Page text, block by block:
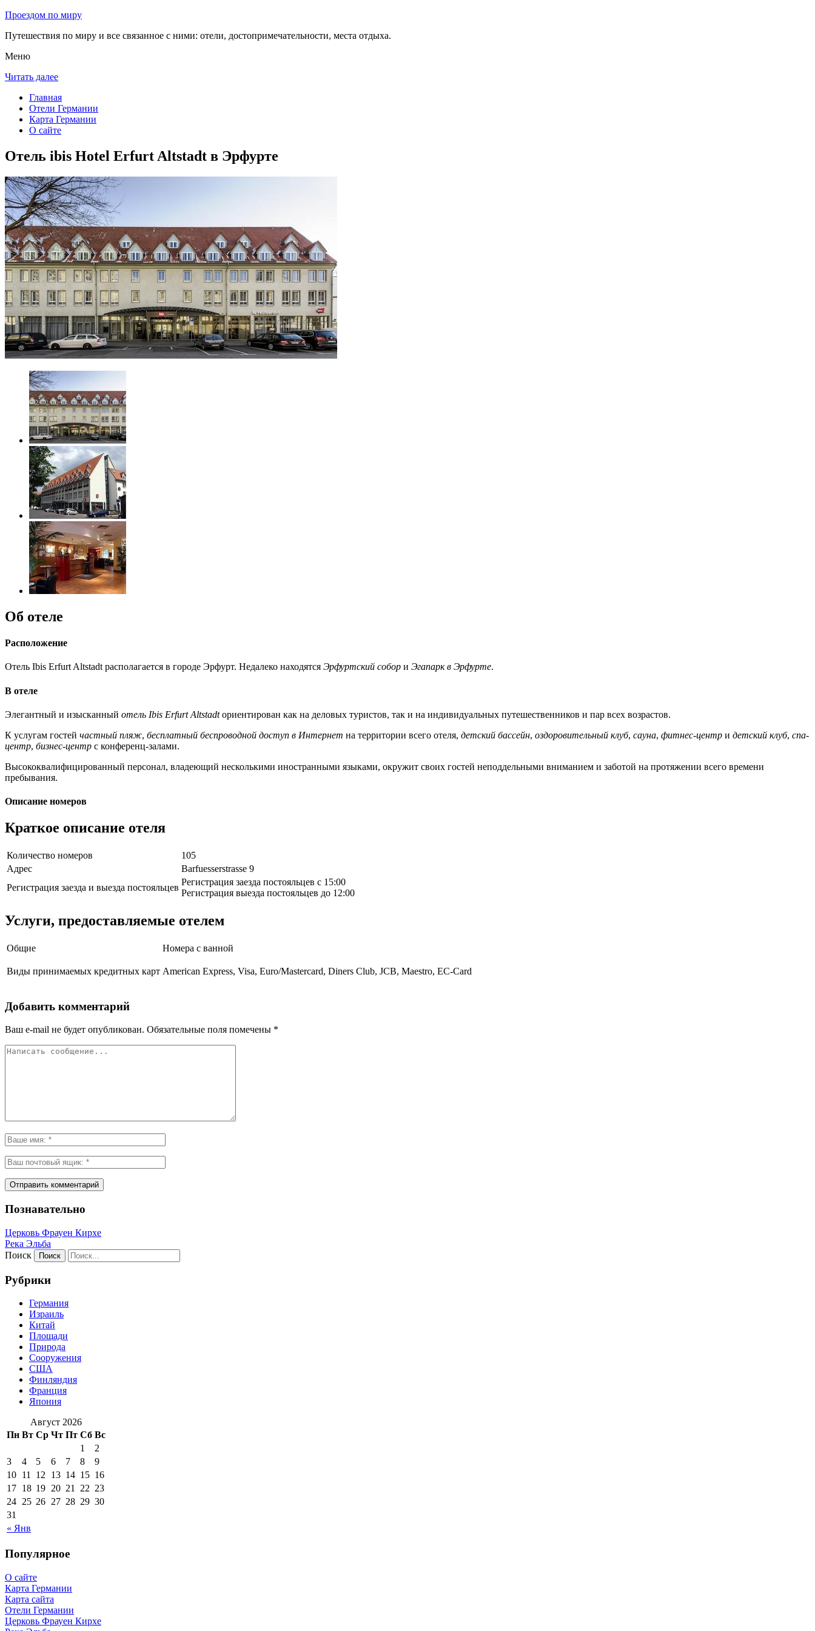
Проездом по миру
Путешествия по миру и все связанное с ними: отели, достопримечательности, места отдыха.
Меню
Читать далее
Главная
Отели Германии
Карта Германии
О сайте
Отель ibis Hotel Erfurt Altstadt в Эрфурте
Об отеле
Расположение
Отель Ibis Erfurt Altstadt располагается в городе Эрфурт. Недалеко находятся Эрфуртский собор и Эгапарк в Эрфурте.
В отеле
Элегантный и изысканный отель Ibis Erfurt Altstadtориентирован как на деловых туристов, так и на индивидуальных путешественников и пар всех возрастов.
К услугам гостей частный пляж, бесплатный беспроводной доступ в Интернет на территории всего отеля, детский бассейн, оздоровительный клуб, сауна, фитнес-центр и детский клуб, спа-
центр, бизнес-центр с конференц-залами.
Высококвалифицированный персонал, владеющий несколькими иностранными языками, окружит своих гостей неподдельными вниманием и заботой на протяжении всего времени
пребывания.
Описание номеров
Краткое описание отеля
Количество номеров
105
Адрес
Barfuesserstrasse 9
Регистрация заезда и выезда постояльцев
Регистрация заезда постояльцев с 15:00
Регистрация выезда постояльцев до 12:00
Услуги, предоставляемые отелем
Общие Номера с ванной
Виды принимаемых кредитных карт American Express, Visa, Euro/Mastercard, Diners Club, JCB, Maestro, EC-Card
Добавить комментарий
Ваш e-mail не будет опубликован. Обязательные поля помечены *
Познавательно
Церковь Фрауен Кирхе
Река Эльба
Поиск
Рубрики
Германия
Израиль
Китай
Площади
Природа
Сооружения
США
Финляндия
Франция
Япония
Август 2026
Пн Вт Ср Чт Пт Сб Вс
« Янв
1
2
3
4 5 6 7 8
9
10 11 12 13 14 15 16
17 18 19 20 21 22 23
24 25 26 27 28 29 30
31
Популярное
О сайте
Карта Германии
Карта сайта
Отели Германии
Церковь Фрауен Кирхе